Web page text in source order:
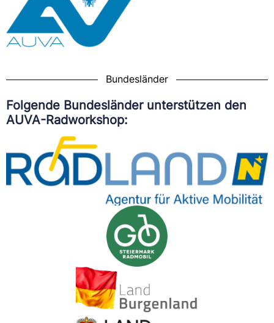
Bundesländer
Folgende Bundesländer unterstützen den
AUVA-Radworkshop: